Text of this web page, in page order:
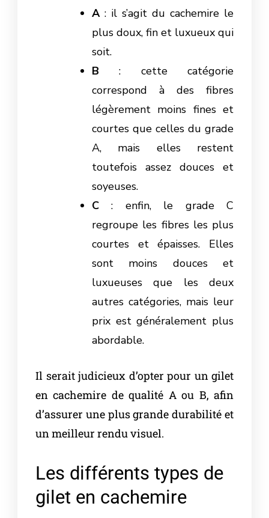
A: il s’agit du cachemire le
plus doux, fin et luxueux qui
soit.
B : cette catégorie
correspond à des fibres
légèrement moins fines et
courtes que celles du grade
A, mais elles restent
toutefois assez douces et
soyeuses.
C : enfin, le grade C
regroupe les fibres les plus
courtes et épaisses. Elles
sont moins douces et
luxueuses que les deux
autres catégories, mais leur
prix est généralement plus
abordable.
Il serait judicieux d’opter pour un gilet
en cachemire de qualité A ou B, afin
d’assurer une plus grande durabilité et
un meilleur rendu visuel.
Les différents types de
gilet en cachemire